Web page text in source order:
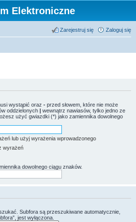
Elektroniczne
Zaloguj się
Zarejestruj się
wystąpić oraz - przed słowem, które nie może
oddzielonych | wewnątrz nawiasów, tylko jedno ze
użyć gwiazdki (*) jako zamiennika dowolnego
lub użyj wyrażenia wprowadzonego
wyrażeń
dowolnego ciągu znaków.
Subfora są przeszukiwane automatycznie,
jest wyłączona.